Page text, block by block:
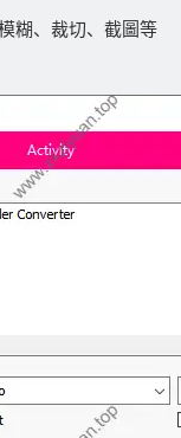
糊、裁切、截圖等